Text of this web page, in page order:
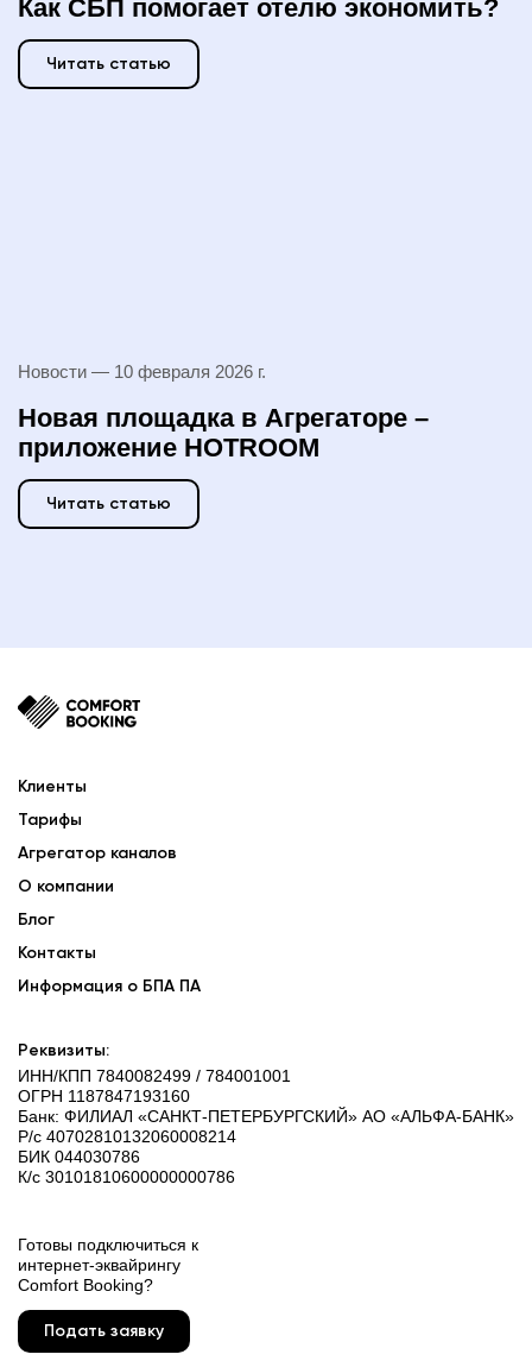
Как СБП помогает отелю экономить?
Читать статью
Новости — 10 февраля 2026 г.
Новая площадка в Агрегаторе –
приложение HOTROOM
Читать статью
Клиенты
Тарифы
Агрегатор каналов
О компании
Блог
Контакты
Информация о БПА ПА
Реквизиты:
ИНН/КПП 7840082499 / 784001001
ОГРН 1187847193160
Банк: ФИЛИАЛ «САНКТ-ПЕТЕРБУРГСКИЙ» АО «АЛЬФА-БАНК»
Р/с 40702810132060008214
БИК 044030786
К/с 30101810600000000786
Готовы подключиться к
интернет-эквайрингу
Comfort Booking?
Подать заявку